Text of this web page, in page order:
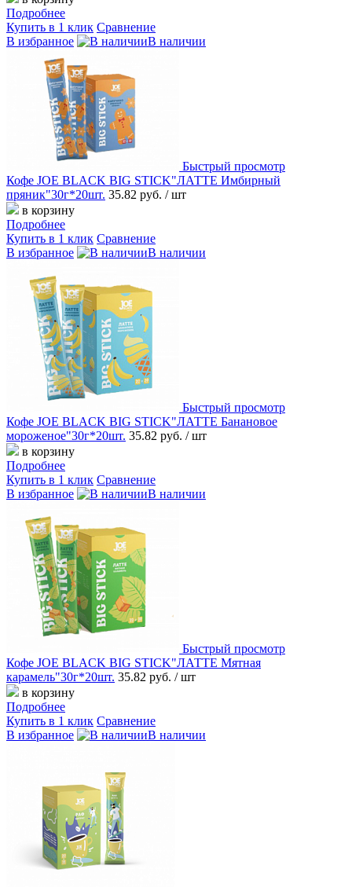
Подробнее
Купить в 1 клик Сравнение
В избранное
В наличии
Быстрый просмотр
Кофе JOE BLACK BIG STICK"ЛАТТЕ Имбирный
пряник"30г*20шт. 35.82 руб. / шт
в корзину
Подробнее
Купить в 1 клик Сравнение
В избранное
В наличии
Быстрый просмотр
Кофе JOE BLACK BIG STICK"ЛАТТЕ Банановое
мороженое"30г*20шт. 35.82 руб. / шт
в корзину
Подробнее
Купить в 1 клик Сравнение
В избранное
В наличии
Быстрый просмотр
Кофе JOE BLACK BIG STICK"ЛАТТЕ Мятная
карамель"30г*20шт. 35.82 руб. / шт
в корзину
Подробнее
Купить в 1 клик Сравнение
В избранное
В наличии